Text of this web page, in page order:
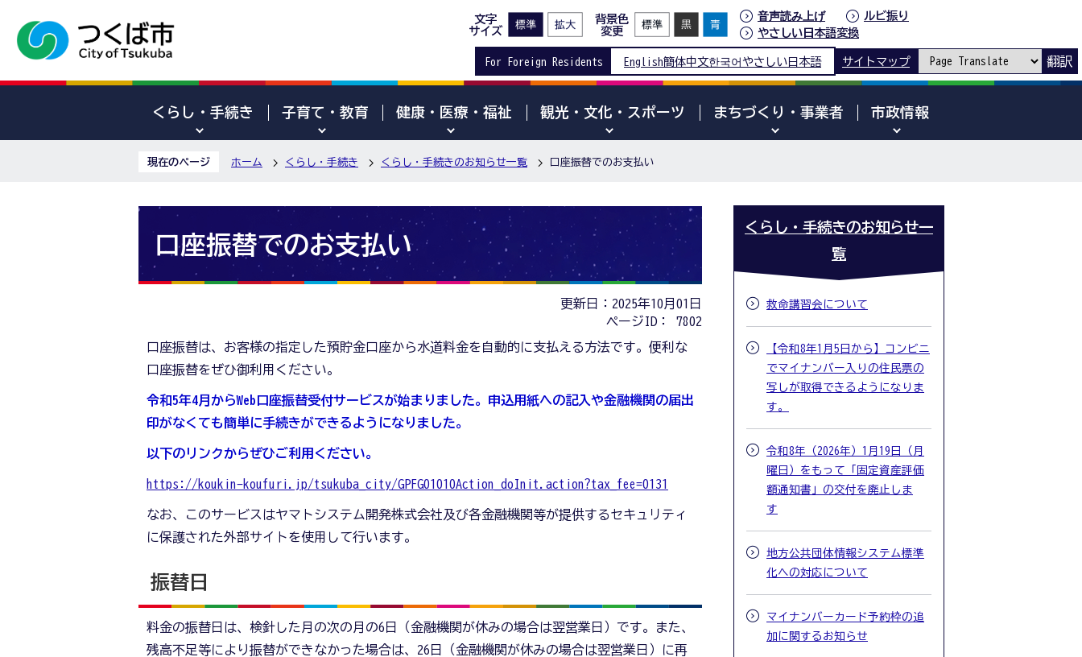
文字
サイズ
背景色
変更
音声読み上げ
ルビ振り
やさしい日本語変換
For Foreign Residents English簡体中文한국어 やさしい日本語 サイトマップ 翻訳
くらし・手続き 子育て・教育 健康・医療・福祉 観光・文化・スポーツ まちづくり・事業者 市政情報
現在のページ ホーム くらし・手続き くらし・手続きのお知らせ一覧 口座振替でのお支払い
口座振替でのお支払い
更新日：2025年10月01日
ページID：
7802
口座振替は、お客様の指定した預貯金口座から水道料金を自動的に支払える方法です。便利な
口座振替をぜひ御利用ください。
令和5年4月からWeb口座振替受付サービスが始まりました。申込用紙への記入や金融機関の届出
印がなくても簡単に手続きができるようになりました。
以下のリンクからぜひご利用ください。
https://koukin-koufuri.jp/tsukuba_city/GPFG01010Action_doInit.action?tax_fee=0131
なお、このサービスはヤマトシステム開発株式会社及び各金融機関等が提供するセキュリティ
に保護された外部サイトを使用して行います。
振替日
料金の振替日は、検針した月の次の月の6日（金融機関が休みの場合は翌営業日）です。また、
残高不足等により振替ができなかった場合は、26日（金融機関が休みの場合は翌営業日）に再
くらし・手続きのお知らせ一
覧
救命講習会について
【令和8年1月5日から】コンビニ
でマイナンバー入りの住民票の
写しが取得できるようになりま
す。
令和8年（2026年）1月19日（月
曜日）をもって「固定資産評価
額通知書」の交付を廃止しま
す
地方公共団体情報システム標準
化への対応について
マイナンバーカード予約枠の追
加に関するお知らせ